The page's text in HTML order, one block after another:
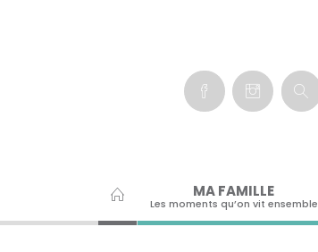
MA FAMILLE
Les moments qu’on vit ensemble